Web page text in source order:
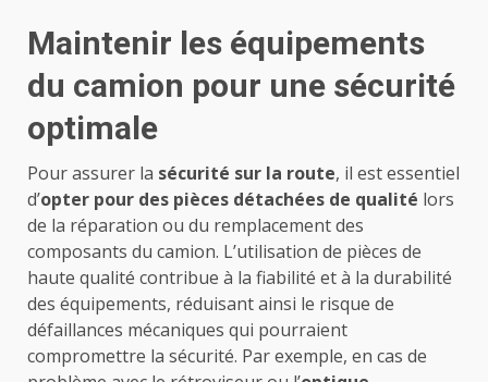
Maintenir les équipements
du camion pour une sécurité
optimale
Pour assurer la sécurité sur la route, il est essentiel
d’opter pour des pièces détachées de qualité lors
de la réparation ou du remplacement des
composants du camion. L’utilisation de pièces de
haute qualité contribue à la fiabilité et à la durabilité
des équipements, réduisant ainsi le risque de
défaillances mécaniques qui pourraient
compromettre la sécurité. Par exemple, en cas de